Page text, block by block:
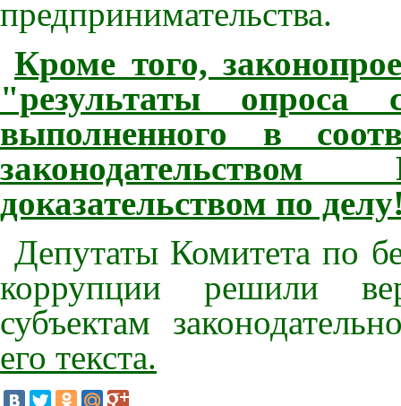
предпринимательства.
Кроме того,
"результаты опроса
выполненного в
доказательством по
Депутаты Комитета по
коррупции решили
субъектам
его текста.